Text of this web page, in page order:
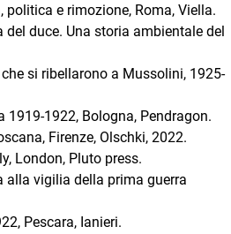
e rimozione, Roma, Viella.
duce. Una storia ambientale del
si ribellarono a Mussolini, 1925-
1922, Bologna, Pendragon.
Firenze, Olschki, 2022.
London, Pluto press.
alla vigilia della prima guerra
Pescara, Ianieri.